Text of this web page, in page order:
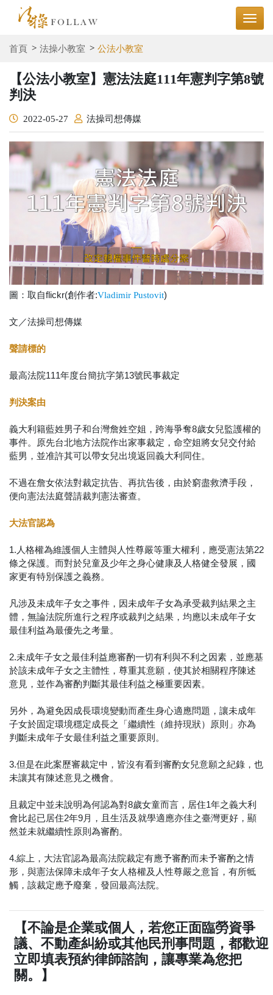
首頁 法操小教室 公法小教室
【公法小教室】憲法法庭111年憲判字第8號
判決
2022-05-27 法操司想傳媒
圖：取自flickr(創作者:Vladimir Pustovit)
文／法操司想傳媒
聲請標的
最高法院111年度台簡抗字第13號民事裁定
判決案由
義大利籍藍姓男子和台灣詹姓空姐，跨海爭奪8歲女兒監護權的
事件。原先台北地方法院作出家事裁定，命空姐將女兒交付給
藍男，並准許其可以帶女兒出境返回義大利同住。
不過在詹女依法對裁定抗告、再抗告後，由於窮盡救濟手段，
便向憲法法庭聲請裁判憲法審查。
大法官認為
1.人格權為維護個人主體與人性尊嚴等重大權利，應受憲法第22
條之保護。而對於兒童及少年之身心健康及人格健全發展，國
家更有特別保護之義務。
凡涉及未成年子女之事件，因未成年子女為承受裁判結果之主
體，無論法院所進行之程序或裁判之結果，均應以未成年子女
最佳利益為最優先之考量。
2.未成年子女之最佳利益應審酌一切有利與不利之因素，並應基
於該未成年子女之主體性，尊重其意願，使其於相關程序陳述
意見，並作為審酌判斷其最佳利益之極重要因素。
另外，為避免因成長環境變動而產生身心適應問題，讓未成年
子女於固定環境穩定成長之「繼續性（維持現狀）原則」亦為
判斷未成年子女最佳利益之重要原則。
3.但是在此案歷審裁定中，皆沒有看到審酌女兒意願之紀錄，也
未讓其有陳述意見之機會。
且裁定中並未說明為何認為對8歲女童而言，居住1年之義大利
會比起已居住2年9月，且生活及就學適應亦佳之臺灣更好，顯
然並未就繼續性原則為審酌。
4.綜上，大法官認為最高法院裁定有應予審酌而未予審酌之情
形，與憲法保障未成年子女人格權及人性尊嚴之意旨，有所牴
觸，該裁定應予廢棄，發回最高法院。
【不論是企業或個人，若您正面臨勞資爭
議、不動產糾紛或其他民刑事問題，都歡迎
立即填表預約律師諮詢，讓專業為您把
關。】